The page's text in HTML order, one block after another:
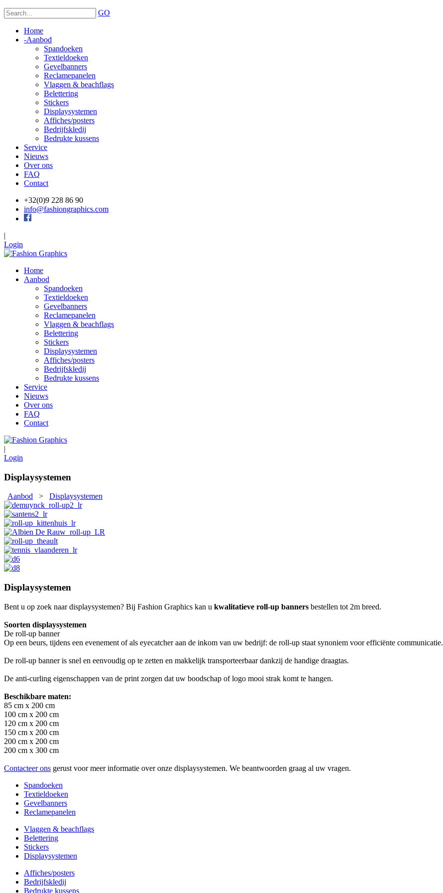
GO
Home
-Aanbod
Spandoeken
Textieldoeken
Gevelbanners
Reclamepanelen
Vlaggen & beachflags
Belettering
Stickers
Displaysystemen
Affiches/posters
Bedrijfskledij
Bedrukte kussens
Service
Nieuws
Over ons
FAQ
Contact
+32(0)9 228 86 90
info@fashiongraphics.com
|
Login
Home
Aanbod
Spandoeken
Textieldoeken
Gevelbanners
Reclamepanelen
Vlaggen & beachflags
Belettering
Stickers
Displaysystemen
Affiches/posters
Bedrijfskledij
Bedrukte kussens
Service
Nieuws
Over ons
FAQ
Contact
|
Login
Displaysystemen
Aanbod > Displaysystemen
Displaysystemen
Bent u op zoek naar displaysystemen? Bij Fashion Graphics kan u kwalitatieve roll-up banners bestellen tot 2m breed.
Soorten displaysystemen
De roll-up banner
Op een beurs, tijdens een evenement of als eyecatcher aan de inkom van uw bedrijf: de roll-up staat synoniem voor efficiënte communicatie.
De roll-up banner is snel en eenvoudig op te zetten en makkelijk transporteerbaar dankzij de handige draagtas.
De anti-curling eigenschappen van de print zorgen dat uw boodschap of logo mooi strak komt te hangen.
Beschikbare maten:
85 cm x 200 cm
100 cm x 200 cm
120 cm x 200 cm
150 cm x 200 cm
200 cm x 200 cm
200 cm x 300 cm
Contacteer ons gerust voor meer informatie over onze displaysystemen. We beantwoorden graag al uw vragen.
Spandoeken
Textieldoeken
Gevelbanners
Reclamepanelen
Vlaggen & beachflags
Belettering
Stickers
Displaysystemen
Affiches/posters
Bedrijfskledij
Bedrukte kussens